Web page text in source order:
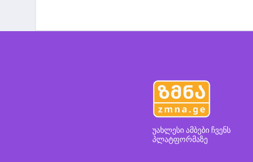
უახლესი ამბები ჩვენს
პლატფორმაზე